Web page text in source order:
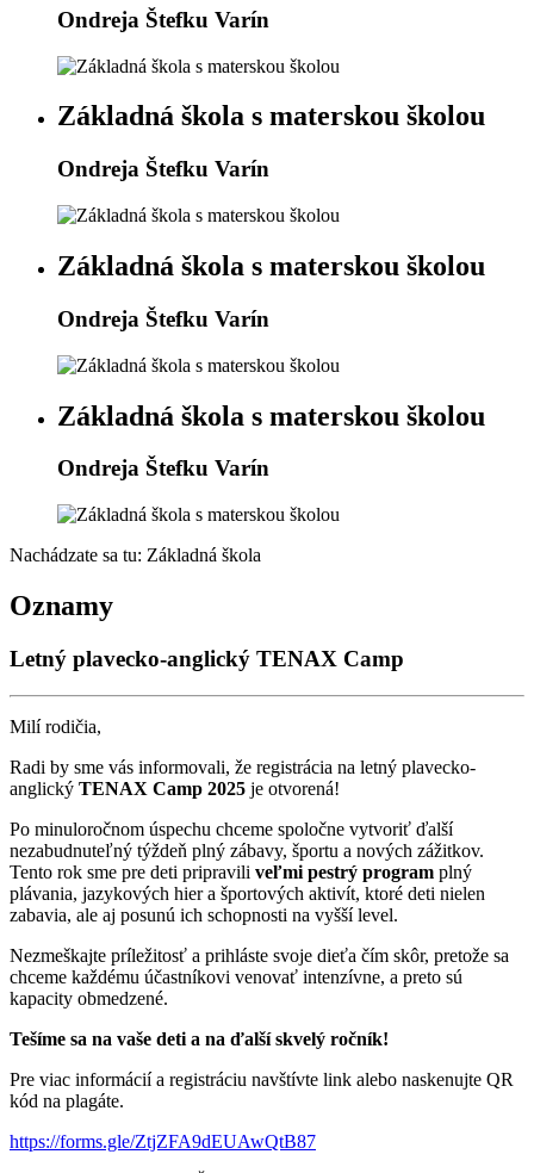
Ondreja Štefku Varín
Základná škola s materskou školou
Ondreja Štefku Varín
Základná škola s materskou školou
Ondreja Štefku Varín
Základná škola s materskou školou
Ondreja Štefku Varín
Nachádzate sa tu: Základná škola
Oznamy
Letný plavecko-anglický TENAX Camp
Milí rodičia,
Radi by sme vás informovali, že registrácia na letný plavecko-
anglický TENAX Camp 2025 je otvorená!
Po minuloročnom úspechu chceme spoločne vytvoriť ďalší
nezabudnuteľný týždeň plný zábavy, športu a nových zážitkov.
Tento rok sme pre deti pripravili veľmi pestrý program plný
plávania, jazykových hier a športových aktivít, ktoré deti nielen
zabavia, ale aj posunú ich schopnosti na vyšší level.
Nezmeškajte príležitosť a prihláste svoje dieťa čím skôr, pretože sa
chceme každému účastníkovi venovať intenzívne, a preto sú
kapacity obmedzené.
Tešíme sa na vaše deti a na ďalší skvelý ročník!
Pre viac informácií a registráciu navštívte link alebo naskenujte QR
kód na plagáte.
https://forms.gle/ZtjZFA9dEUAwQtB87